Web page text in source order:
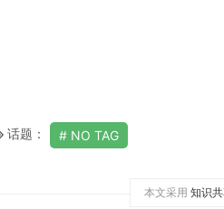
话题： NO TAG
本文采用 知识